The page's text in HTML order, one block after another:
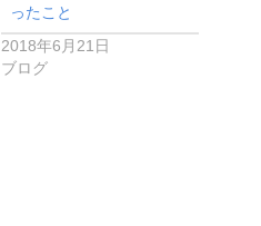
ったこと
2018年6月21日
ブログ